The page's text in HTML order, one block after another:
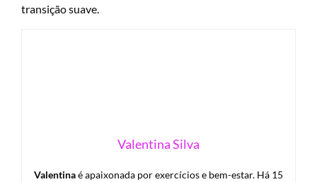
transição suave.
Valentina Silva
Valentinaé apaixonada por exercícios e bem-estar. Há 15